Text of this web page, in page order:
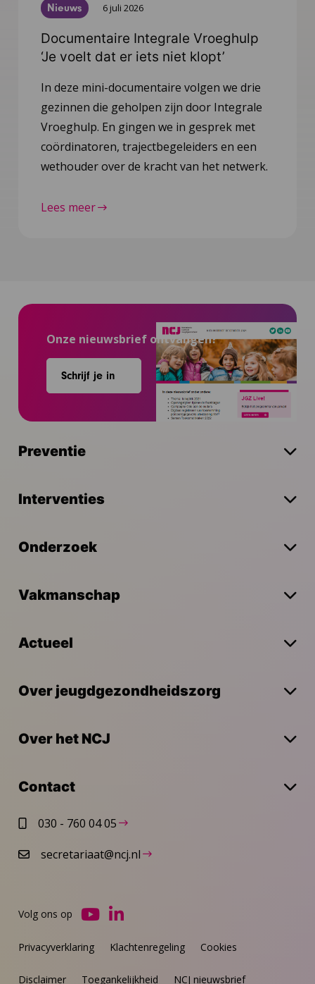
Nieuws 6 juli 2026
Documentaire Integrale Vroeghulp
‘Je voelt dat er iets niet klopt’
In deze mini-documentaire volgen we drie
gezinnen die geholpen zijn door Integrale
Vroeghulp. En gingen we in gesprek met
coördinatoren, trajectbegeleiders en een
wethouder over de kracht van het netwerk.
Lees meer
Onze nieuwsbrief ontvangen?
Schrijf je in
Preventie
Interventies
Onderzoek
Vakmanschap
Actueel
Over jeugdgezondheidszorg
Over het NCJ
Contact
030 - 760 04 05
secretariaat@ncj.nl
Privacyverklaring Klachtenregeling Cookies
Disclaimer Toegankelijkheid NCJ nieuwsbrief
Volg ons op
Ga
YouTube
Ga
LinkedIn